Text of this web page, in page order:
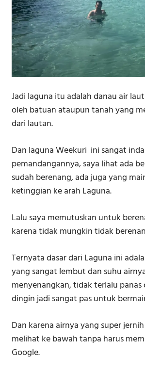
Jadi laguna itu adalah danau air
oleh batuan ataupun tanah yang
dari lautan.
Dan laguna Weekuri ini sangat
pemandangannya, saya lihat ada
sudah berenang, ada juga yang
ketinggian ke arah Laguna.
Lalu saya memutuskan untuk
karena tidak mungkin tidak
Ternyata dasar dari Laguna ini
yang sangat lembut dan suhu
menyenangkan, tidak terlalu
dingin jadi sangat pas untuk
Dan karena airnya yang super
melihat ke bawah tanpa harus
Google.